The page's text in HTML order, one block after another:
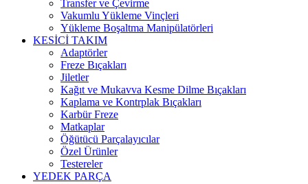
Transfer ve Çevirme
Vakumlu Yükleme Vinçleri
Yükleme Boşaltma Manipülatörleri
KESİCİ TAKIM
Adaptörler
Freze Bıçakları
Jiletler
Kağıt ve Mukavva Kesme Dilme Bıçakları
Kaplama ve Kontrplak Bıçakları
Karbür Freze
Matkaplar
Öğütücü Parçalayıcılar
Özel Ürünler
Testereler
YEDEK PARÇA